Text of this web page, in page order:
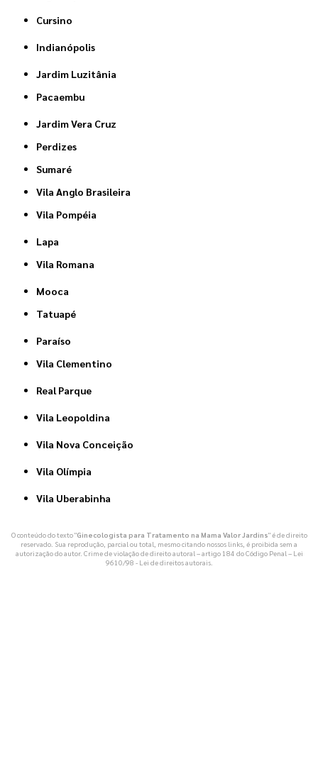
Cursino
Indianópolis
Jardim Luzitânia
Pacaembu
Jardim Vera Cruz
Perdizes
Sumaré
Vila Anglo Brasileira
Vila Pompéia
Lapa
Vila Romana
Mooca
Tatuapé
Paraíso
Vila Clementino
Real Parque
Vila Leopoldina
Vila Nova Conceição
Vila Olímpia
Vila Uberabinha
O conteúdo do texto "Ginecologista para Tratamento na Mama Valor Jardins" é de direito
reservado. Sua reprodução, parcial ou total, mesmo citando nossos links, é proibida sem a
autorização do autor. Crime de violação de direito autoral – artigo 184 do Código Penal – Lei
9610/98 - Lei de direitos autorais.